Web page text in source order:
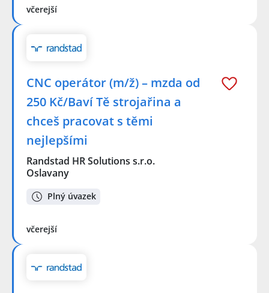
včerejší
CNC operátor (m/ž) – mzda od
250 Kč/Baví Tě strojařina a
chceš pracovat s těmi
nejlepšími
Randstad HR Solutions s.r.o.
Oslavany
Plný úvazek
včerejší